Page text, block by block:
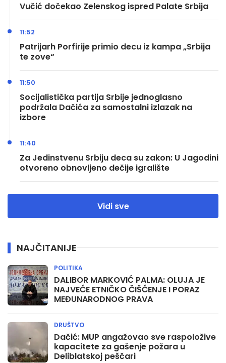
Vučić dočekao Zelenskog ispred Palate Srbija
Patrijarh Porfirije primio decu iz kampa „Srbija
te zove“
11:52
Socijalistička partija Srbije jednoglasno
podržala Dačića za samostalni izlazak na
izbore
11:50
Za Jedinstvenu Srbiju deca su zakon: U Jagodini
otvoreno obnovljeno dečije igralište
11:40
Vidi sve
NAJČITANIJE
DALIBOR MARKOVIĆ PALMA: OLUJA JE
NAJVEĆE ETNIČKO ČIŠĆENJE I PORAZ
MEĐUNARODNOG PRAVA
POLITIKA
Dačić: MUP angažovao sve raspoložive
kapacitete za gašenje požara u
Deliblatskoj peščari
DRUŠTVO